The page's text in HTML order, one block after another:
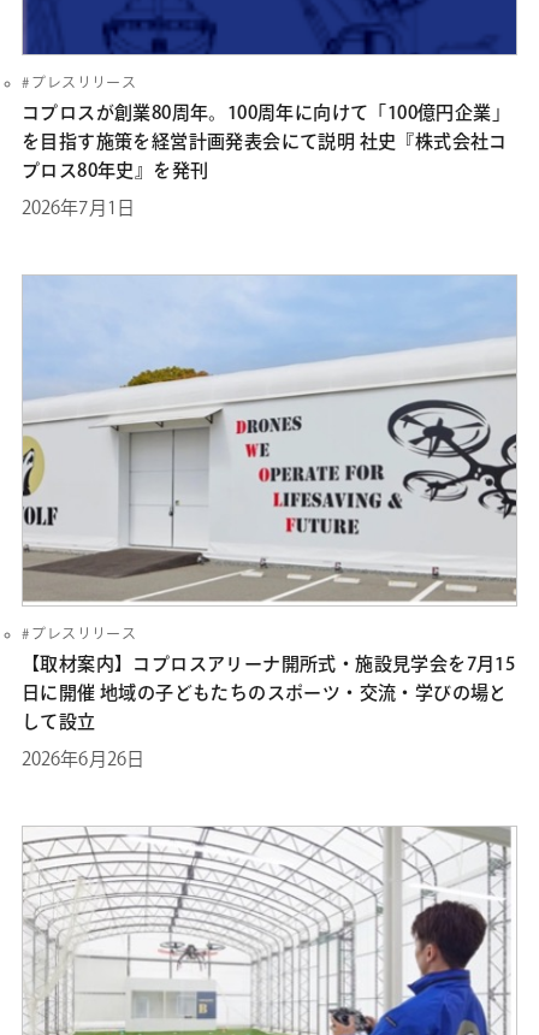
プレスリリース
コプロスが創業80周年。100周年に向けて「100億円企業」
を目指す施策を経営計画発表会にて説明 社史『株式会社コ
プロス80年史』を発刊
2026年7月1日
プレスリリース
【取材案内】コプロスアリーナ開所式・施設見学会を7月15
日に開催 地域の子どもたちのスポーツ・交流・学びの場と
して設立
2026年6月26日